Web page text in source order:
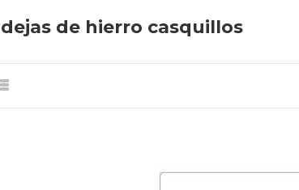
de hierro casquillos